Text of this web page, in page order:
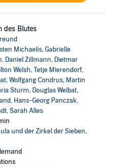
des Blutes
Michaelis,Gabrielle
, Daniel Zillmann, Dietmar
Welsh,Tetje Mierendorf,
,Wolfgang Condrus, Martin
Sturm, Douglas Welbat,
, Hans-Georg Panczak,
,Sarah Alles
und der Zirkel der Sieben,